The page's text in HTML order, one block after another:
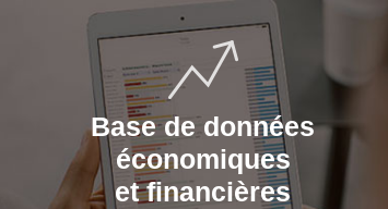
Base de données
économiques
et financières